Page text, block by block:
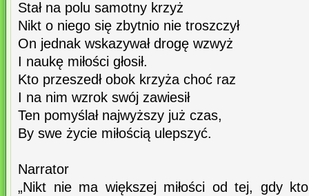
Stał na polu samotny krzyż
Nikt o niego się zbytnio nie troszczył
On jednak wskazywał drogę wzwyż
I naukę miłości głosił.
Kto przeszedł obok krzyża choć raz
I na nim wzrok swój zawiesił
Ten pomyślał najwyższy już czas,
By swe życie miłością ulepszyć.
Narrator
„Nikt nie ma większej miłości od tej, gdy